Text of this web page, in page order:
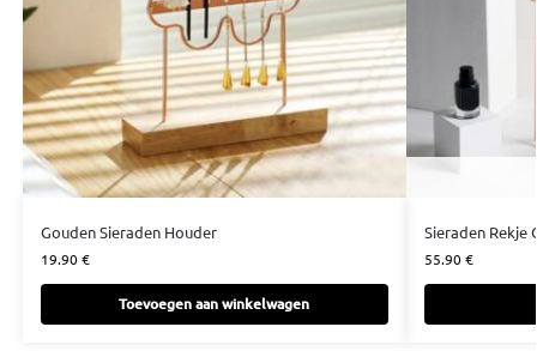
Gouden Sieraden Houder
19.90€
Toevoegen aan winkelwagen
Sieraden Rekje
55.90€